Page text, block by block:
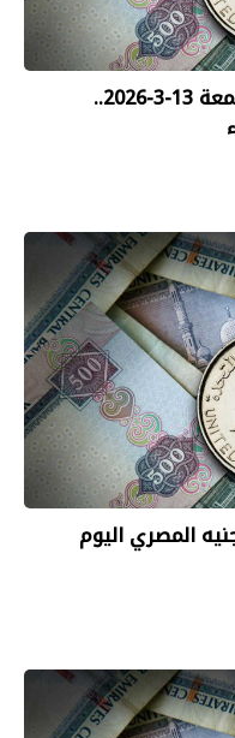
سعر الدرهم الإماراتي اليوم الجمعة 13-3-2026..
المصري اليوم